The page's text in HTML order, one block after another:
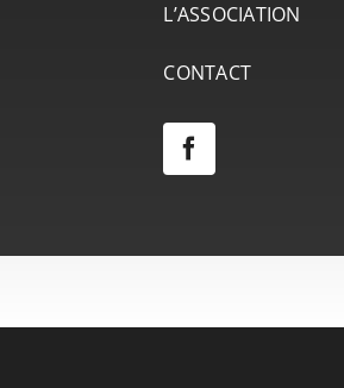
L’ASSOCIATION
CONTACT